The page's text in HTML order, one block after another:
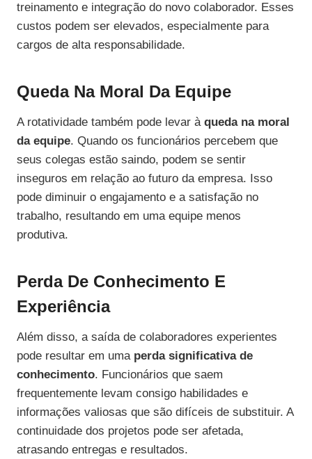
treinamento e integração do novo colaborador. Esses
custos podem ser elevados, especialmente para
cargos de alta responsabilidade.
Queda Na Moral Da Equipe
A rotatividade também pode levar à queda na moral
da equipe. Quando os funcionários percebem que
seus colegas estão saindo, podem se sentir
inseguros em relação ao futuro da empresa. Isso
pode diminuir o engajamento e a satisfação no
trabalho, resultando em uma equipe menos
produtiva.
Perda De Conhecimento E
Experiência
Além disso, a saída de colaboradores experientes
pode resultar em uma perda significativa de
conhecimento. Funcionários que saem
frequentemente levam consigo habilidades e
informações valiosas que são difíceis de substituir. A
continuidade dos projetos pode ser afetada,
atrasando entregas e resultados.